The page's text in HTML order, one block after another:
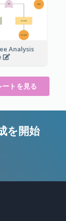
Analysis
トを見る
を開始